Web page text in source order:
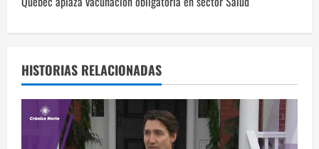
e
a
c
HISTORIAS RELACIONADAS